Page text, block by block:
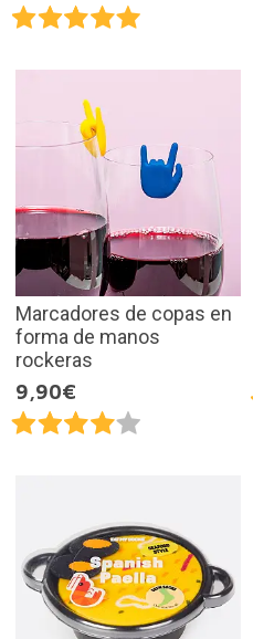
Marcadores de copas en
forma de manos
rockeras
9,90€